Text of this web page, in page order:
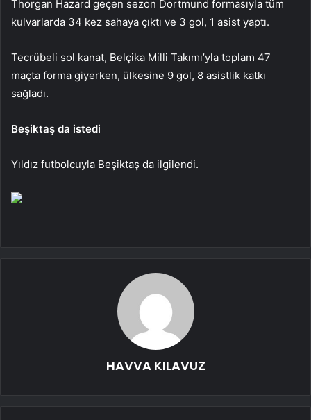
Thorgan Hazard geçen sezon Dortmund formasıyla tüm
kulvarlarda 34 kez sahaya çıktı ve 3 gol, 1 asist yaptı.
Tecrübeli sol kanat, Belçika Milli Takımı’yla toplam 47
maçta forma giyerken, ülkesine 9 gol, 8 asistlik katkı
sağladı.
Beşiktaş da istedi
Yıldız futbolcuyla Beşiktaş da ilgilendi.
HAVVA KILAVUZ